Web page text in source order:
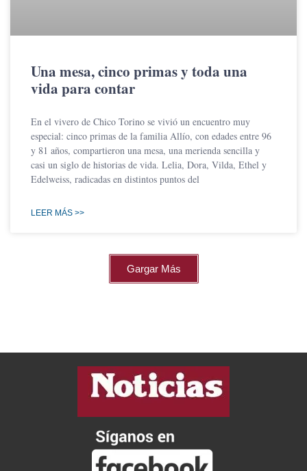
Una mesa, cinco primas y toda una
vida para contar
En el vivero de Chico Torino se vivió un encuentro muy
especial: cinco primas de la familia Allío, con edades entre 96
y 81 años, compartieron una mesa, una merienda sencilla y
casi un siglo de historias de vida. Lelia, Dora, Vilda, Ethel y
Edelweiss, radicadas en distintos puntos del
LEER MÁS >>
Gargar Más